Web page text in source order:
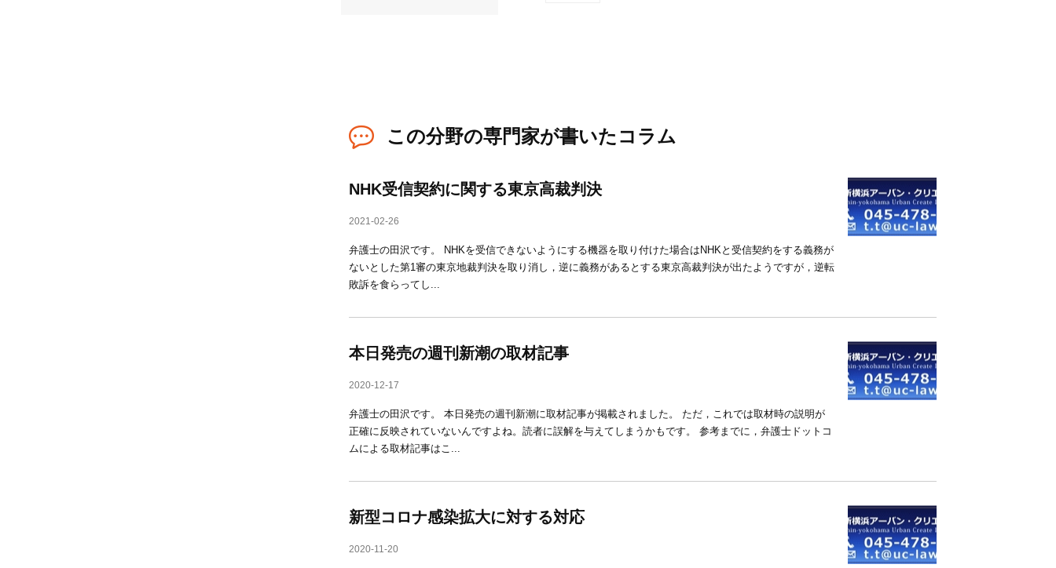
この分野の専門家が書いたコラム
NHK受信契約に関する東京高裁判決
2021-02-26
弁護士の田沢です。 NHKを受信できないようにする機器を取り付けた場合はNHKと受信契約をする義務が
ないとした第1審の東京地裁判決を取り消し，逆に義務があるとする東京高裁判決が出たようですが，逆転
敗訴を食らってし...
本日発売の週刊新潮の取材記事
2020-12-17
弁護士の田沢です。 本日発売の週刊新潮に取材記事が掲載されました。 ただ，これでは取材時の説明が
正確に反映されていないんですよね。読者に誤解を与えてしまうかもです。 参考までに，弁護士ドットコ
ムによる取材記事はこ...
新型コロナ感染拡大に対する対応
2020-11-20